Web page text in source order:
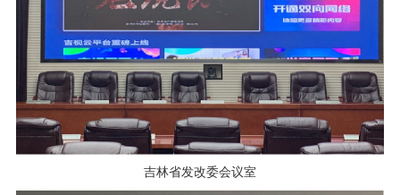
吉林省发改委会议室